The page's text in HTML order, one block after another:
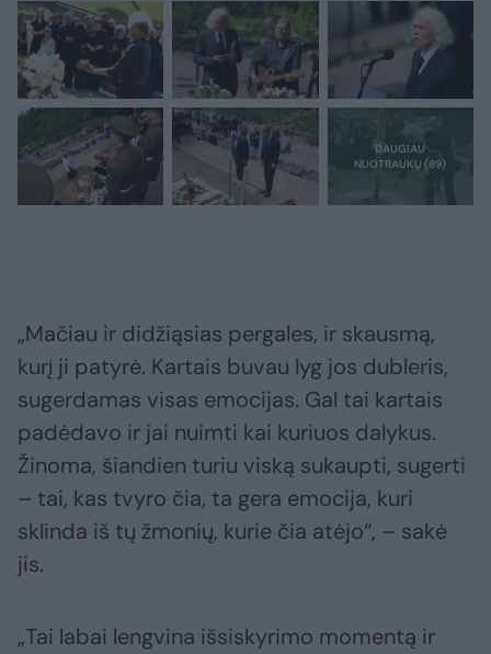
„Mačiau ir didžiąsias pergales, ir skausmą,
kurį ji patyrė. Kartais buvau lyg jos dubleris,
sugerdamas visas emocijas. Gal tai kartais
padėdavo ir jai nuimti kai kuriuos dalykus.
Žinoma, šiandien turiu viską sukaupti, sugerti
– tai, kas tvyro čia, ta gera emocija, kuri
sklinda iš tų žmonių, kurie čia atėjo“, – sakė
jis.
„Tai labai lengvina išsiskyrimo momentą ir